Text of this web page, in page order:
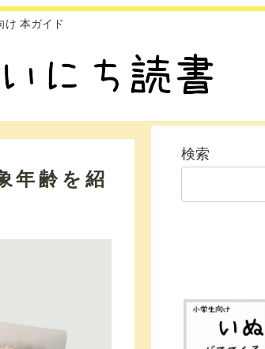
け 本ガイド
年齢を紹
検索